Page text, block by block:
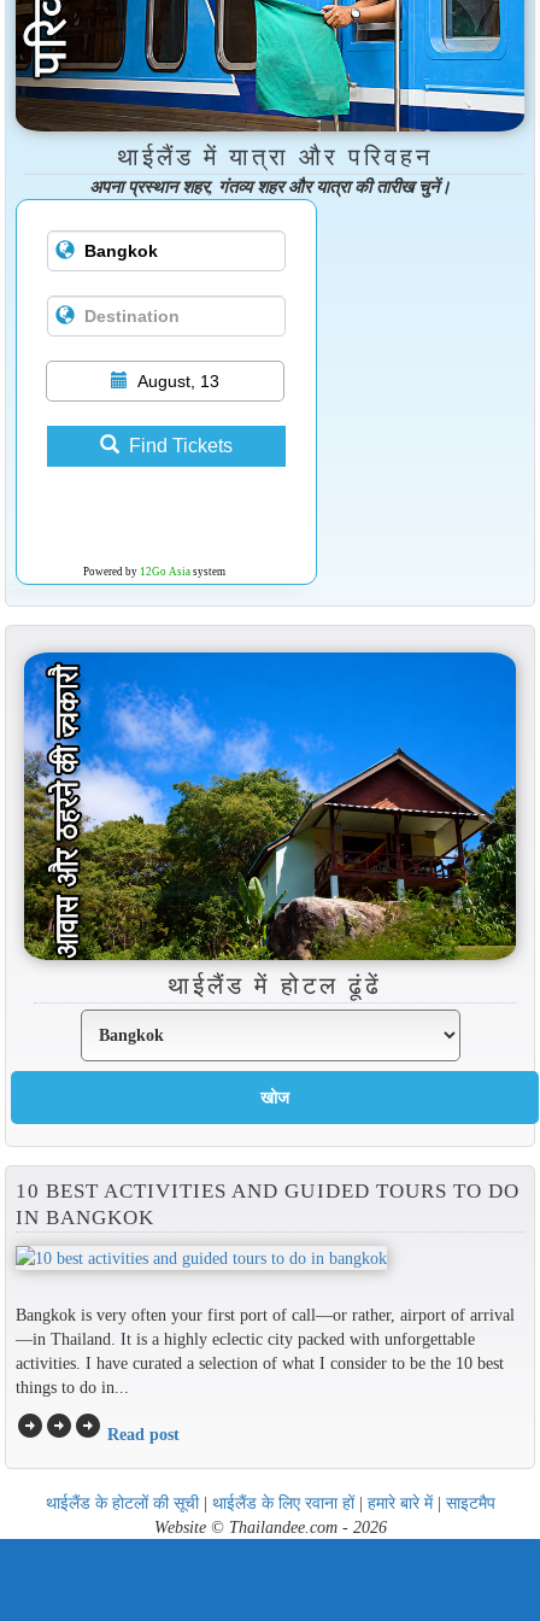
थाईलैंड में यात्रा और परिवहन
अपना प्रस्थान शहर, गंतव्य शहर और यात्रा की तारीख चुनें।
August, 13
Find Tickets
Powered by 12Go Asiasystem
थाईलैंड में होटल ढूंढें
10 BEST ACTIVITIES AND GUIDED TOURS TO DO
IN BANGKOK
Bangkok is very often your first port of call—or rather, airport of arrival
—in Thailand. It is a highly eclectic city packed with unforgettable
activities. I have curated a selection of what I consider to be the 10 best
things to do in...
arrow_circle_rightarrow_circle_rightarrow_circle_right Read post
थाईलैंड के होटलों की सूची| थाईलैंड के लिए रवाना हों| हमारे बारे में| साइटमैप
Website © Thailandee.com - 2026